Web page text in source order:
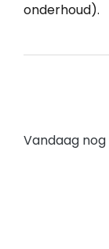
onderhoud).
Vandaag